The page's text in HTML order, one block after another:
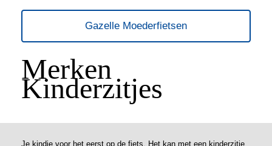
Gazelle Moederfietsen
Merken
Kinderzitjes
Je kindje voor het eerst op de fiets. Het kan met een kinderzitje